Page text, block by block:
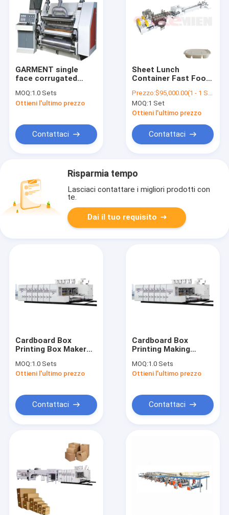
GARMENT single
face corrugated
production line
cardboard box
MOQ:1.0 Sets
Ottieni l'ultimo prezzo
Contattaci
Sheet Lunch
Container Fast Food
Making Machine
Prezzo:$95,000.00(1 - 1 Sets) $10,000.00(>=2 Sets)
MOQ:1 Set
Ottieni l'ultimo prezzo
Contattaci
Risparmia tempo
Lasciaci contattare i migliori prodotti con
te.
Dai il tuo requisito
Cardboard Box
Printing Box Maker
Two Color Printer
Case Maker Cartonn
Gluer
MOQ:1.0 Sets
Ottieni l'ultimo prezzo
Contattaci
Cardboard Box
Printing Making
and Printer Slotter
Corrugated Solution
MOQ:1.0 Sets
Ottieni l'ultimo prezzo
Contattaci